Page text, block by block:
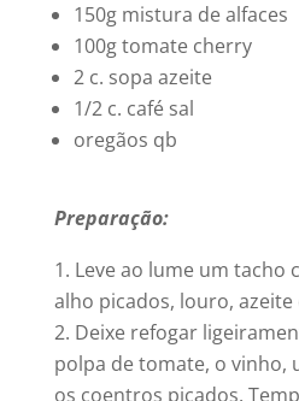
150g mistura de alfaces
100g tomate cherry
2 c. sopa azeite
1/2 c. café sal
oregãos qb
Preparação:
Leve ao lume um tacho
alho picados, louro, azeite
Deixe refogar
polpa de tomate, o vinho,
os coentros picados.